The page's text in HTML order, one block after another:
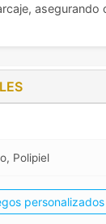
Polipiel
personalizados